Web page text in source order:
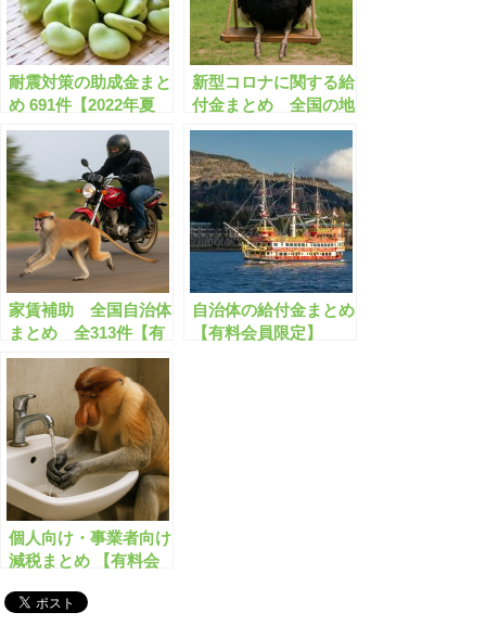
耐震対策の助成金まと
め 691件【2022年夏
版】耐震改修/耐震診
断/ブロック塀除去/空
き家解体 など【有料
会員限定】
新型コロナに関する給
付金まとめ 全国の地
方自治体で359件【有
料会員限定】
家賃補助 全国自治体
まとめ 全313件【有
料会員限定】
自治体の給付金まとめ
【有料会員限定】
個人向け・事業者向け
減税まとめ 【有料会